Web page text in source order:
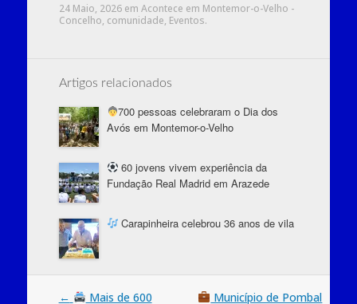
24 Maio, 2026em Acontece em Montemor-o-Velho -
Concelho, comunidade, Eventos.
Artigos relacionados
700 pessoas celebraram o Dia dos
Avós em Montemor-o-Velho
60 jovens vivem experiência da
Fundação Real Madrid em Arazede
Carapinheira celebrou 36 anos de vila
Post
←
Mais de 600
Município de Pombal